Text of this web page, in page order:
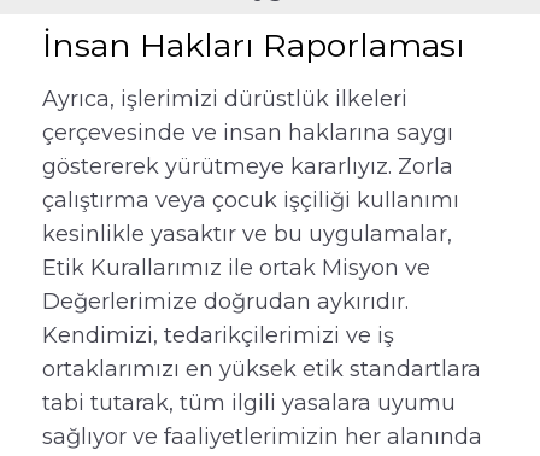
İnsan Hakları Raporlaması
Ayrıca, işlerimizi dürüstlük ilkeleri
çerçevesinde ve insan haklarına saygı
göstererek yürütmeye kararlıyız. Zorla
çalıştırma veya çocuk işçiliği kullanımı
kesinlikle yasaktır ve bu uygulamalar,
Etik Kurallarımız ile ortak Misyon ve
Değerlerimize doğrudan aykırıdır.
Kendimizi, tedarikçilerimizi ve iş
ortaklarımızı en yüksek etik standartlara
tabi tutarak, tüm ilgili yasalara uyumu
sağlıyor ve faaliyetlerimizin her alanında